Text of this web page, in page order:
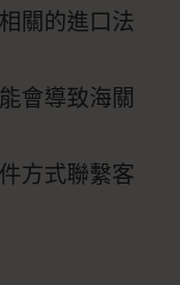
關的進口法
會導致海關
方式聯繫客